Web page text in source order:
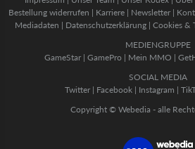
Bestellung widerrufen | Karriere | Newsletter |
Mediadaten | Datenschutzerklärung | Cookies &
MEDIENGRUPPE
GameStar| GamePro | Mein MMO |
SOCIAL MEDIA
Twitter | Facebook | Instagram |
Copyright © Webedia - alle